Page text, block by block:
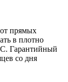
от прямых
в плотно
Гарантийный
со дня